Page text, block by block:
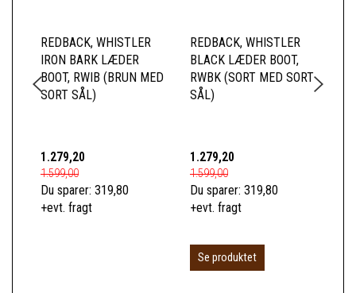
REDBACK, WHISTLER
IRON BARK LÆDER
BOOT, RWIB (BRUN MED
SORT SÅL)
1.279,20
1.599,00
Du sparer: 319,80
+evt. fragt
REDBACK, WHISTLER
BLACK LÆDER BOOT,
RWBK (SORT MED SORT
SÅL)
1.279,20
1.599,00
Du sparer: 319,80
+evt. fragt
Se produktet